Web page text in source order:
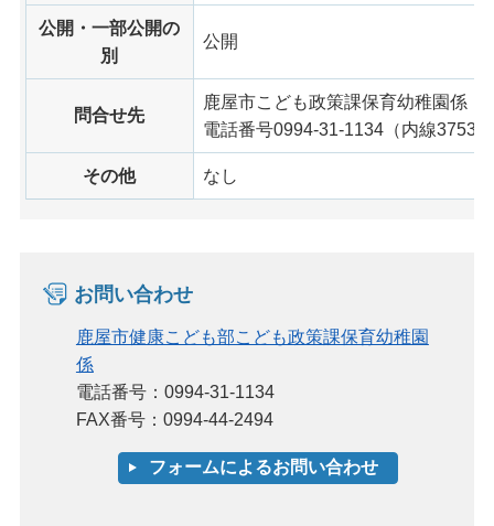
公開・一部公開の
別
公開
問合せ先
鹿屋市こども政策課保育幼稚園係
電話番号0994-31-1134（内線3753）
その他 なし
お問い合わせ
鹿屋市健康こども部こども政策課保育幼稚園
係
電話番号：0994-31-1134
FAX番号：0994-44-2494